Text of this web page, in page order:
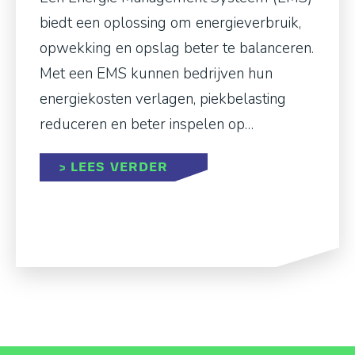
biedt een oplossing om energieverbruik,
opwekking en opslag beter te balanceren.
Met een EMS kunnen bedrijven hun
energiekosten verlagen, piekbelasting
reduceren en beter inspelen op…
> LEES VERDER ABOUT